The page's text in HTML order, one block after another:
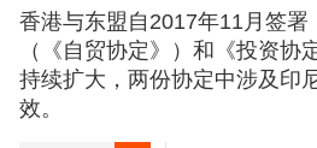
香港与东盟自2017年11月签署
（《自贸协定》）和《投资协
持续扩大，两份协定中涉及印
效。